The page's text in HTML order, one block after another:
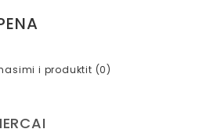
i produktit (0)